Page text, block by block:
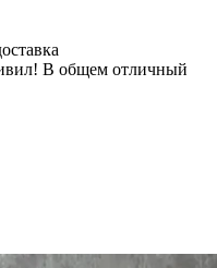
В общем отличный